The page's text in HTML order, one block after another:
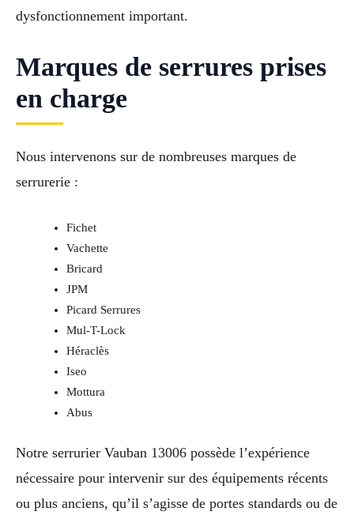
dysfonctionnement important.
Marques de serrures prises
en charge
Nous intervenons sur de nombreuses marques de
serrurerie :
Fichet
Vachette
Bricard
JPM
Picard Serrures
Mul-T-Lock
Héraclès
Iseo
Mottura
Abus
Notre serrurier Vauban 13006 possède l’expérience
nécessaire pour intervenir sur des équipements récents
ou plus anciens, qu’il s’agisse de portes standards ou de